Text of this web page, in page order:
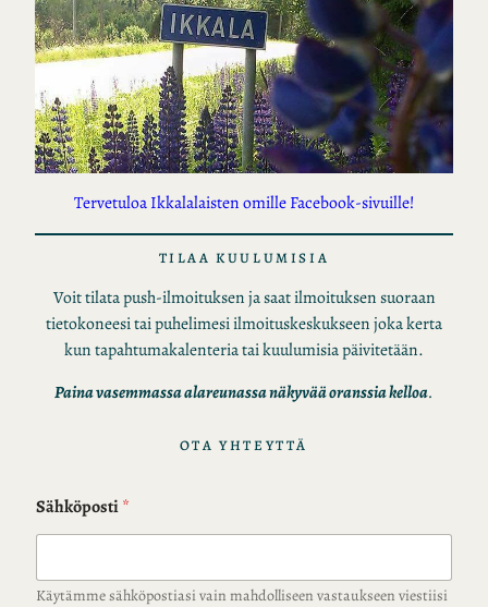
Tervetuloa Ikkalalaisten omille Facebook-sivuille!
TILAA KUULUMISIA
Voit tilata push-ilmoituksen ja saat ilmoituksen suoraan
tietokoneesi tai puhelimesi ilmoituskeskukseen joka kerta
kun tapahtumakalenteria tai kuulumisia päivitetään.
Paina vasemmassa alareunassa näkyvää oranssia kelloa.
OTA YHTEYTTÄ
Sähköposti*
Käytämme sähköpostiasi vain mahdolliseen vastaukseen viestiisi